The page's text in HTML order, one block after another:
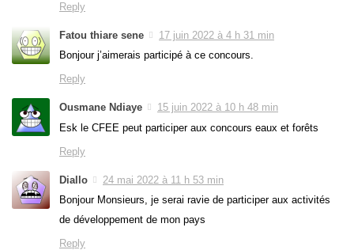
Reply
Fatou thiare sene
17 juin 2022 à 4 h 31 min
Bonjour j’aimerais participé à ce concours.
Reply
Ousmane Ndiaye
15 juin 2022 à 10 h 48 min
Esk le CFEE peut participer aux concours eaux et forêts
Reply
Diallo
24 mai 2022 à 11 h 53 min
Bonjour Monsieurs, je serai ravie de participer aux activités
de développement de mon pays
Reply